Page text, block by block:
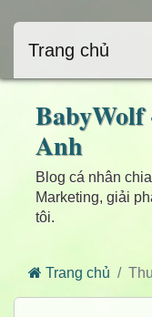
Trang chủ
BabyWolf
Anh
Blog cá nhân
Marketing, giải
tôi.
Trang chủ